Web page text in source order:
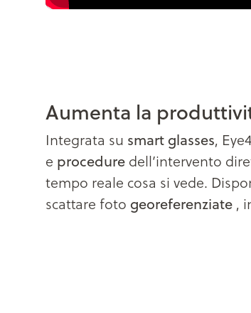
Aumenta la
Integrata su smart glasses,
e procedure dell’intervento
tempo reale cosa si vede.
scattare foto georeferenziate ,